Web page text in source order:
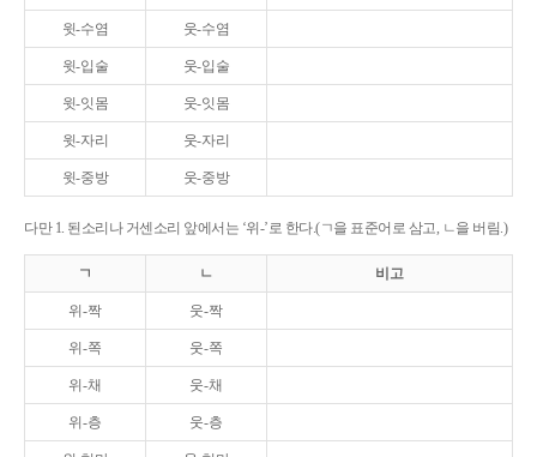
윗-수염 웃-수염
윗-입술 웃-입술
윗-잇몸 웃-잇몸
윗-자리 웃-자리
윗-중방 웃-중방
다만 1. 된소리나 거센소리 앞에서는 ‘위-’로 한다.(ㄱ을 표준어로 삼고, ㄴ을 버림.)
ㄱ ㄴ 비고
위-짝 웃-짝
위-쪽 웃-쪽
위-채 웃-채
위-층 웃-층